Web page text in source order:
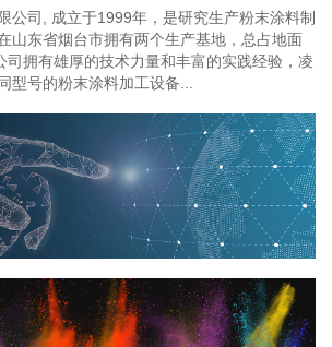
公司, 成立于1999年，是研究生产粉末涂料制
山东省烟台市拥有两个生产基地，总占地面
司拥有雄厚的技术力量和丰富的实践经验，凌
型号的粉末涂料加工设备...